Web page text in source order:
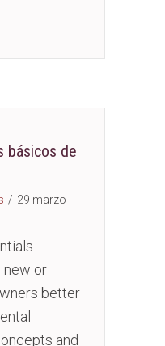
básicos de
/ 29 marzo
new or
better
and